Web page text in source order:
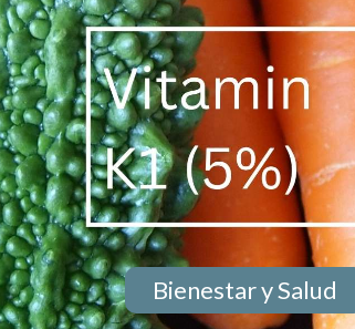
Bienestar y Salud